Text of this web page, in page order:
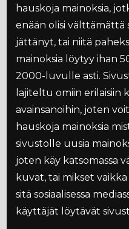
hauskoja mainoksia,
enään olisi välttämättä
jättänyt, tai niitä
mainoksia löytyy ihan
2000-luvulle asti.
lajiteltu omiin erilaisiin
avainsanoihin, joten
hauskoja mainoksia
sivustolle uusia
joten käy katsomassa
kuvat, tai mikset vaikka
sitä sosiaalisessa
käyttäjät löytävät